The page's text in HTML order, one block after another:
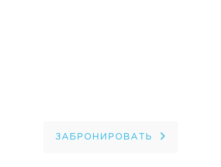
ЗАБРОНИРОВАТЬ